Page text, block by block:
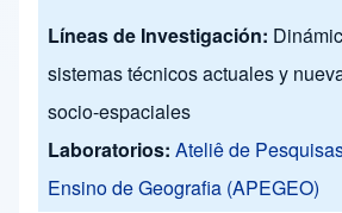
Líneas de Investigación:
sistemas técnicos actuales y
socio-espaciales
Laboratorios: Ateliê de
Ensino de Geografia (APEGEO)